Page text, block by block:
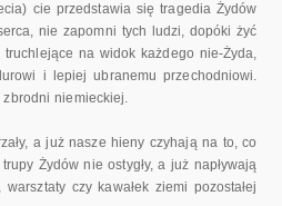
cie przedstawia się tragedia Żydów
nie zapomni tych ludzi, dopóki żyć
truchlejące na widok każdego nie-Żyda,
i lepiej ubranemu przechodniowi.
niemieckiej.
a już nasze hieny czyhają na to, co
Żydów nie ostygły, a już napływają
czy kawałek ziemi pozostałej